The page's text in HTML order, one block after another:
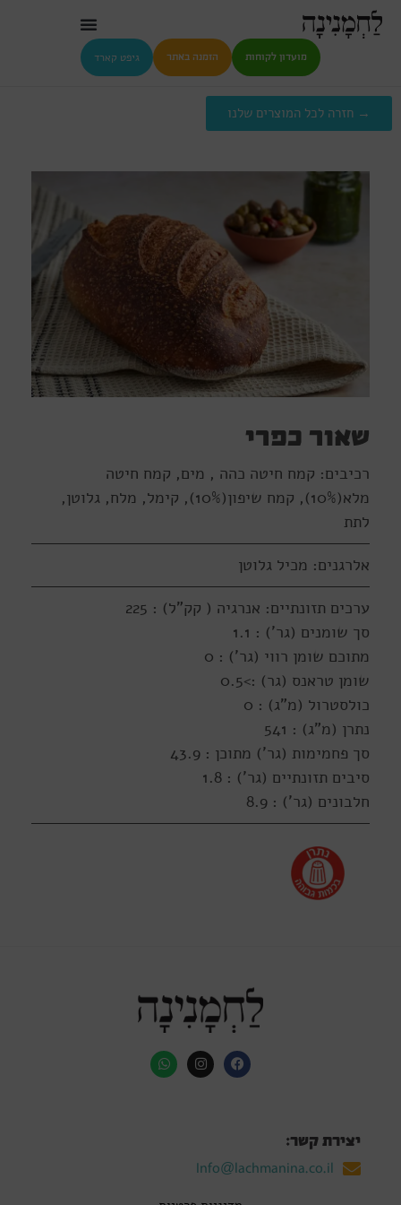
מועדון לקוחות הזמנה באתר גיפט קארד
→ חזרה לכל המוצרים שלנו
שאור כפרי
רכיבים: קמח חיטה כהה , מים, קמח חיטה
מלא(10%), קמח שיפון(10%), קימל, מלח, גלוטן,
לתת
אלרגנים: מכיל גלוטן
ערכים תזונתיים: אנרגיה ( קק"ל) : 225
סך שומנים (גר') : 1.1
מתוכם שומן רווי (גר') : 0
שומן טראנס (גר) :>0.5
כולסטרול (מ"ג) : 0
נתרן (מ"ג) : 541
סך פחמימות (גר') מתוכן : 43.9
סיבים תזונתיים (גר') : 1.8
חלבונים (גר') : 8.9
יצירת קשר:
Info@lachmanina.co.il